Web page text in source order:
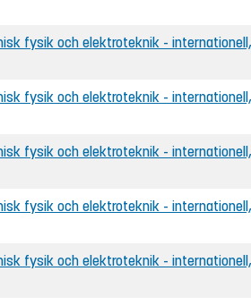
fysik och elektroteknik -
fysik och elektroteknik -
fysik och elektroteknik -
fysik och elektroteknik -
fysik och elektroteknik -